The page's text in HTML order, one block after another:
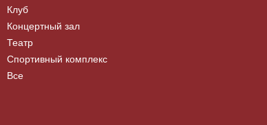
Клуб
Концертный зал
Театр
Спортивный комплекс
Все